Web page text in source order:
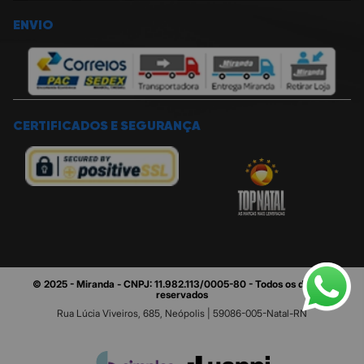
ENVIO
CERTIFICADOS E SEGURANÇA
© 2025 - Miranda - CNPJ: 11.982.113/0005-80 - Todos os direitos
reservados
Rua Lúcia Viveiros, 685, Neópolis | 59086-005-Natal-RN